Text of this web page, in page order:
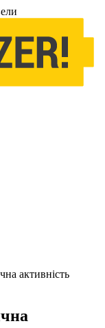
активність